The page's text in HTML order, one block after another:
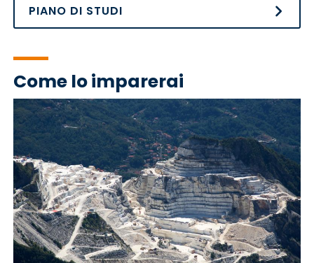
PIANO DI STUDI
Come lo imparerai
Immagine